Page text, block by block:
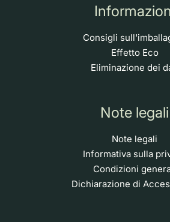
Consigli
Effetto Eco
Eliminazione dei
Note legali
Note legali
Informativa sulla
Condizioni
Dichiarazione di